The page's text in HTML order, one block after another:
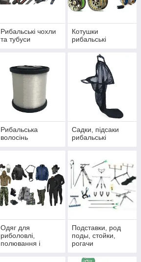
Рибальські чохли
та тубуси
Котушки
рибальські
Рибальська
волосінь
Садки, підсаки
рибальські
Одяг для
риболовлі,
полювання і
Подставки, род
поды, стойки,
рогачи